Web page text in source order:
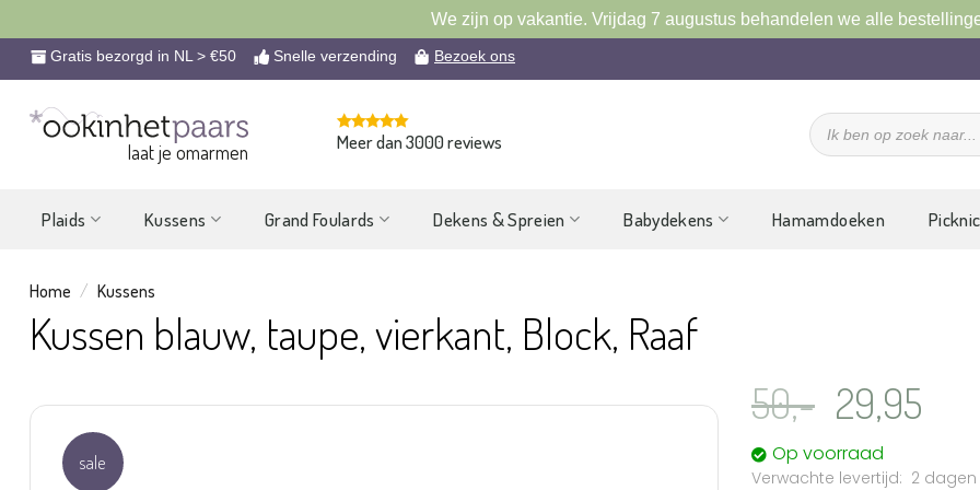
We zijn op vakantie. Vrijdag 7 augustus behandelen we alle
naar
inhoud
Gratis bezorgd in NL > €50 Snelle verzending Bezoek ons
laat je omarmen Meer dan 3000 reviews
Producten
zoeken
Plaids Kussens Grand Foulards Dekens & Spreien Babydekens Hamamdoeken
Home / Kussens
Kussen blauw, taupe, vierkant, Block, Raaf
sale
50,-
prijs
29,95
Op voorraad
2 dagen